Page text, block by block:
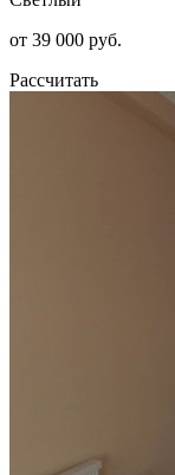
от 39 000 руб.
Рассчитать